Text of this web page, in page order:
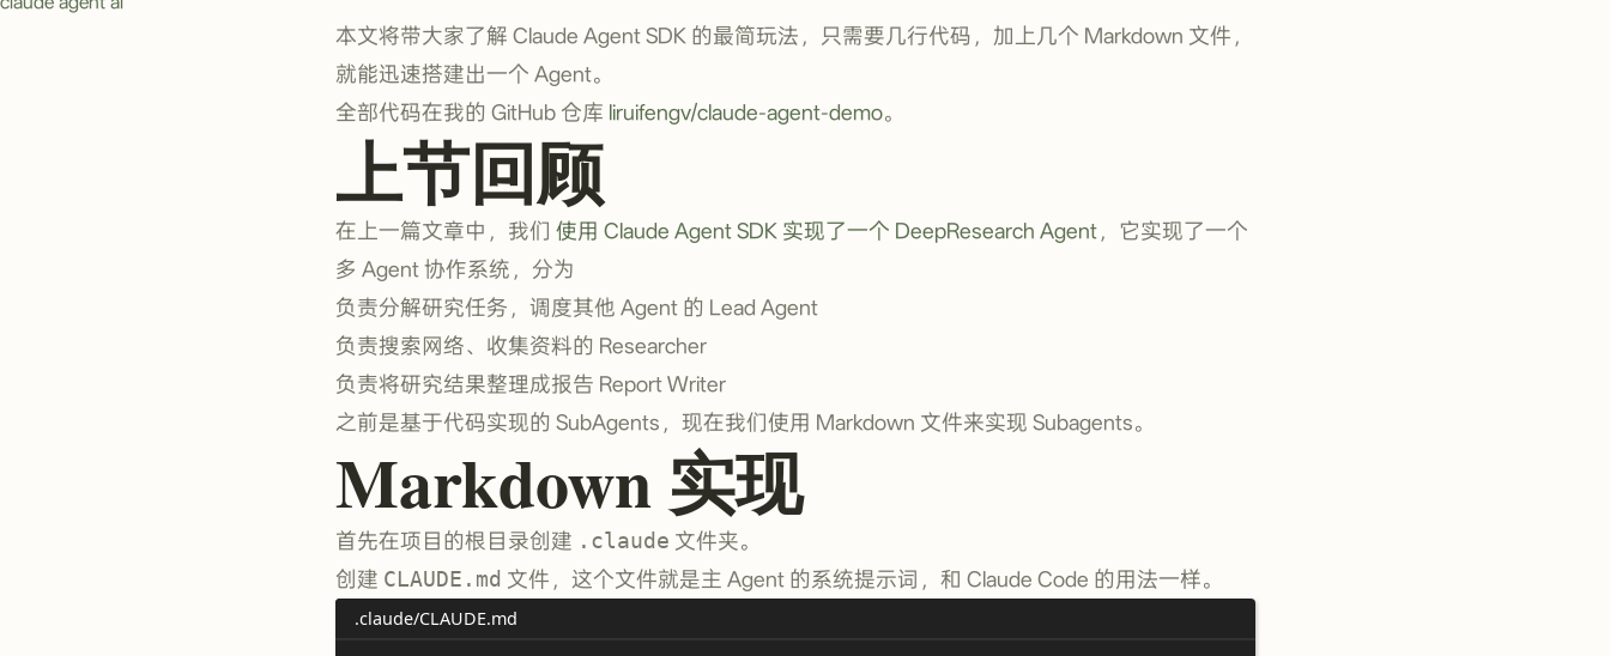
本文将带大家了解 Claude Agent SDK 的最简玩法，只需要几行代码，加上几个 Markdown 文件，
就能迅速搭建出一个 Agent。
全部代码在我的 GitHub 仓库 liruifengv/claude-agent-demo。
上节回顾
在上一篇文章中，我们 使用 Claude Agent SDK 实现了一个 DeepResearch Agent，它实现了一个
多 Agent 协作系统，分为
负责分解研究任务，调度其他 Agent 的 Lead Agent
负责搜索网络、收集资料的 Researcher
负责将研究结果整理成报告 Report Writer
之前是基于代码实现的 SubAgents，现在我们使用 Markdown 文件来实现 Subagents。
Markdown 实现
首先在项目的根目录创建 .claude 文件夹。
创建 CLAUDE.md 文件，这个文件就是主 Agent 的系统提示词，和 Claude Code 的用法一样。
.claude/CLAUDE.md